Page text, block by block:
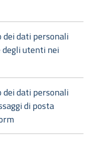
dati personali
utenti nei
dati personali
di posta